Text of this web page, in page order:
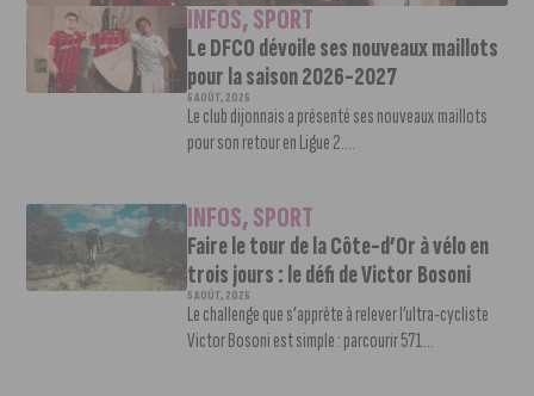
INFOS,SPORT
Le DFCO dévoile ses nouveaux maillots
pour la saison 2026-2027
6 AOÛT, 2026
Le club dijonnais a présenté ses nouveaux maillots
pour son retour en Ligue 2....
INFOS,SPORT
Faire le tour de la Côte-d’Or à vélo en
trois jours : le défi de Victor Bosoni
5 AOÛT, 2026
Le challenge que s’apprête à relever l’ultra-cycliste
Victor Bosoni est simple : parcourir 571...